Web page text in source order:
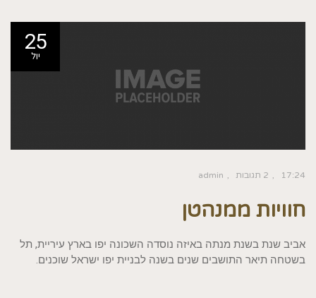
25
יול
17:24 2 תגובות admin
חוויות ממנהטן
אביב שנת בשנת מנתה באיזה נוסדה השכונה יפו בארץ עיריית, תל
בשטחה תיאר התושבים שנים בשנה לבניית יפו ישראל שוכנים.